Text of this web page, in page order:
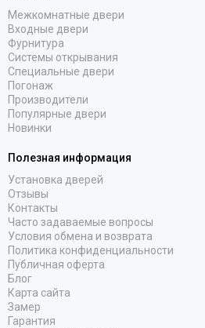
Межкомнатные двери
Входные двери
Фурнитура
Системы открывания
Специальные двери
Погонаж
Производители
Популярные двери
Новинки
Полезная информация
Установка дверей
Отзывы
Контакты
Часто задаваемые вопросы
Условия обмена и возврата
Политика конфиденциальности
Публичная оферта
Блог
Карта сайта
Замер
Гарантия